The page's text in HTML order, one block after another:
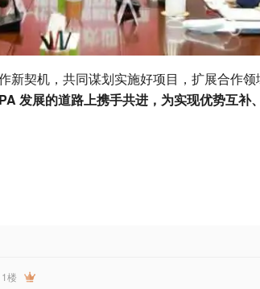
新契机，共同谋划实施好项目，扩展合作
发展的道路上携手共进，为实现优势互补
1楼